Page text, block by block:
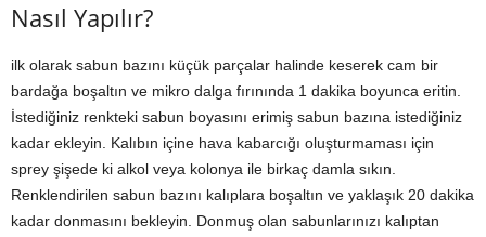
Nasıl Yapılır?
ilk olarak sabun bazını küçük parçalar halinde keserek cam bir
bardağa boşaltın ve mikro dalga fırınında 1 dakika boyunca eritin.
İstediğiniz renkteki sabun boyasını erimiş sabun bazına istediğiniz
kadar ekleyin. Kalıbın içine hava kabarcığı oluşturmaması için
sprey şişede ki alkol veya kolonya ile birkaç damla sıkın.
Renklendirilen sabun bazını kalıplara boşaltın ve yaklaşık 20 dakika
kadar donmasını bekleyin. Donmuş olan sabunlarınızı kalıptan